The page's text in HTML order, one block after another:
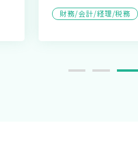
財務/会計/経理/税務